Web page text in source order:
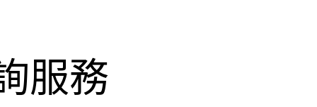
服務